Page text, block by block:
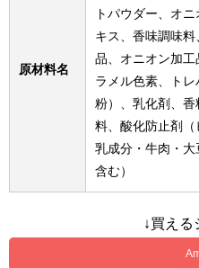
原材料名
トパウダー、オ
キス、香味調味
品、オニオン加
ラメル色素、ト
粉）、乳化剤、
料、酸化防止剤（
乳成分・牛肉・
含む）
↓買える